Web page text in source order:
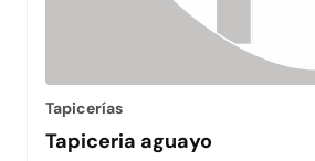
Tapicerías
Tapiceria aguayo